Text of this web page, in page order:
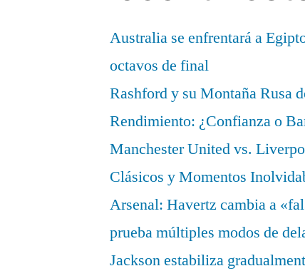
Australia se enfrentará a
octavos de final
Rashford y su Montaña Rusa
Rendimiento: ¿Confianza o
Manchester United vs.
Clásicos y Momentos
Arsenal: Havertz cambia a
prueba múltiples modos de
Jackson estabiliza